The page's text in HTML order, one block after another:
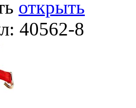
открыть
40562-8